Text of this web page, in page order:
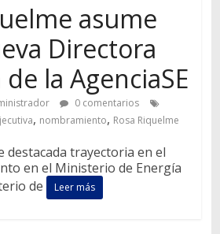
asume
Directora
la AgenciaSE
0 comentarios
, nombramiento, Rosa Riquelme
destacada trayectoria en el
en el Ministerio de Energía
de
Leer más